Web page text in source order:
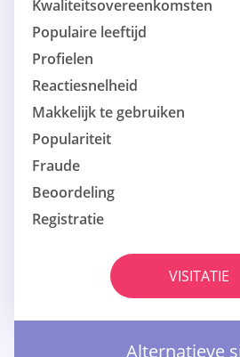
Kwaliteitsovereenkomsten
Populaire leeftijd
Profielen
Reactiesnelheid
Makkelijk te gebruiken
Populariteit
Fraude
Beoordeling
Registratie
VISITATIE
Alternatieve